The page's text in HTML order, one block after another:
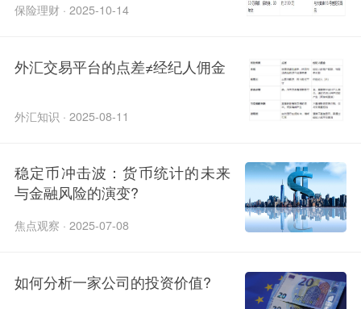
保险理财 · 2025-10-14
外汇交易平台的点差≠经纪人佣金
外汇知识 · 2025-08-11
稳定币冲击波：货币统计的未来
与金融风险的演变?
焦点观察 · 2025-07-08
如何分析一家公司的投资价值?